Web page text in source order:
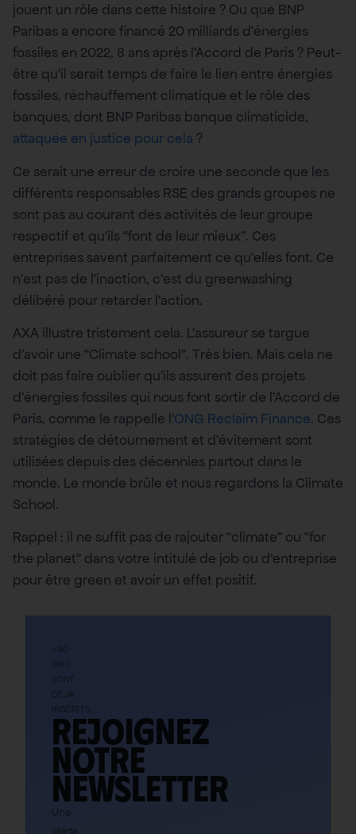
jouent un rôle dans cette histoire ? Ou que BNP
Paribas a encore financé 20 milliards d’énergies
fossiles en 2022, 8 ans après l’Accord de Paris ? Peut-
être qu’il serait temps de faire le lien entre énergies
fossiles, réchauffement climatique et le rôle des
banques, dont BNP Paribas banque climaticide,
attaquée en justice pour cela ?
Ce serait une erreur de croire une seconde que les
différents responsables RSE des grands groupes ne
sont pas au courant des activités de leur groupe
respectif et qu’ils “font de leur mieux”. Ces
entreprises savent parfaitement ce qu’elles font. Ce
n’est pas de l’inaction, c’est du greenwashing
délibéré pour retarder l’action.
AXA illustre tristement cela. L’assureur se targue
d’avoir une “Climate school”. Très bien. Mais cela ne
doit pas faire oublier qu’ils assurent des projets
d’énergies fossiles qui nous font sortir de l’Accord de
Paris, comme le rappelle l’ONG Reclaim Finance. Ces
stratégies de détournement et d’évitement sont
utilisées depuis des décennies partout dans le
monde. Le monde brûle et nous regardons la Climate
School.
Rappel : il ne suffit pas de rajouter “climate” ou “for
the planet” dans votre intitulé de job ou d’entreprise
pour être green et avoir un effet positif.
+30
000
SONT
DÉJÀ
INSCRITS
Rejoignez
notre
newsletter
Une
alerte